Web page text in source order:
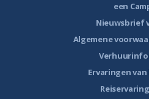
een
Nieuwsbrief
Algemene
Ervaringen